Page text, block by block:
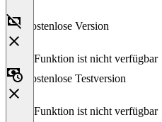
Kostenlose Version
Diese Funktion ist nicht verfügbar
Kostenlose Testversion
Diese Funktion ist nicht verfügbar